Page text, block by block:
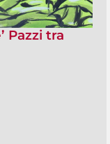
Pazzi tra